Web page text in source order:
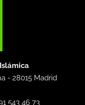
-28015 Madrid
543 46 73